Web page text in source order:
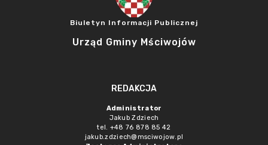
Biuletyn Informacji Publicznej
Urząd Gminy Mściwojów
REDAKCJA
Administrator
Jakub Zdziech
tel. +48 76 878 85 42
jakub.zdziech@msciwojow.pl